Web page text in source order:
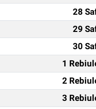
28
29
30
1
2
3